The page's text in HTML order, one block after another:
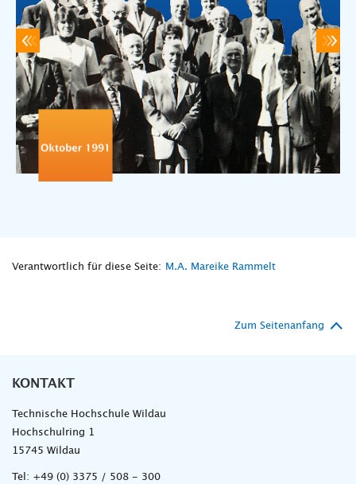
zurück
Verantwortlich für diese Seite: M.A. Mareike Rammelt
Zum Seitenanfang
KONTAKT
Technische Hochschule Wildau
Hochschulring 1
15745 Wildau
Tel: +49 (0) 3375 / 508 - 300